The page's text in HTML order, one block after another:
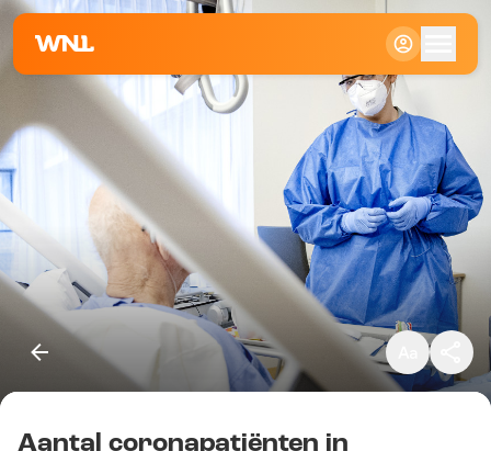
Klein
Standaard
Groot
Aantal coronapatiënten in